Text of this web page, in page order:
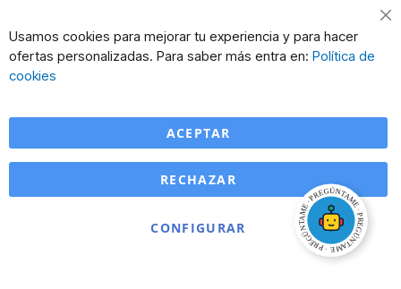
Usamos cookies para mejorar tu experiencia y para hacer
ofertas personalizadas. Para saber más entra en: Política de
cookies
ACEPTAR
CONFIGURAR
RECHAZAR